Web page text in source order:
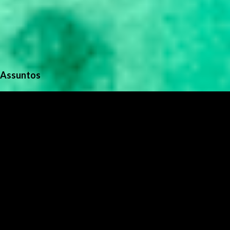
Assuntos